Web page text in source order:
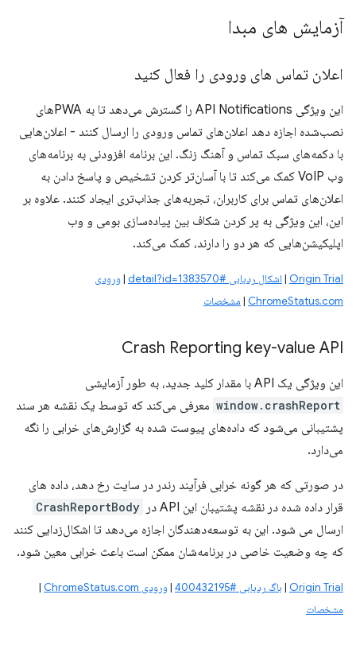
آزمایش های مبدا
اعلان تماس های ورودی را فعال کنید
این ویژگی API Notifications را گسترش می‌دهد تا به PWA‌های
نصب‌شده اجازه دهد اعلان‌های تماس ورودی را ارسال کنند - اعلان‌هایی
با دکمه‌های سبک تماس و آهنگ زنگ. این برنامه افزودنی به برنامه‌های
وب VoIP کمک می‌کند تا با آسان‌تر کردن تشخیص و پاسخ دادن به
اعلان‌های تماس برای کاربران، تجربه‌های جذاب‌تری ایجاد کنند. علاوه بر
این، این ویژگی به پر کردن شکاف بین پیاده‌سازی بومی و وب
اپلیکیشن‌هایی که هر دو را دارند، کمک می‌کند.
Origin Trial
|اشکال ردیابی #detail?id=1383570 |ورودی
ChromeStatus.com
| مشخصات
Crash Reporting key-value API
این ویژگی یک API با مقدار کلید جدید، به طور آزمایشی
window.crashReport معرفی می‌کند که توسط یک نقشه هر سند
پشتیبانی می‌شود که داده‌های پیوست شده به گزارش‌های خرابی را نگه
می‌دارد.
در صورتی که هر گونه خرابی فرآیند رندر در سایت رخ دهد، داده های
قرار داده شده در نقشه پشتیبان این API در
CrashReportBody
ارسال می شود. این به توسعه‌دهندگان اجازه می‌دهد تا اشکال‌زدایی کنند
که چه وضعیت خاصی در برنامه‌شان ممکن است باعث خرابی معین شود.
Origin Trial
| باگ ردیابی #400432195 |ورودی ChromeStatus.com
|
مشخصات